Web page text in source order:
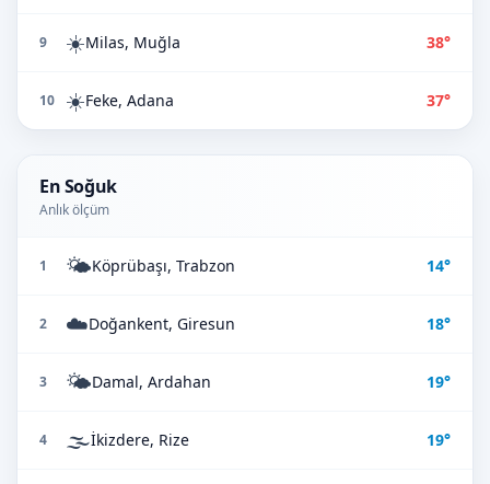
9 ☀️Milas, Muğla 38°
10 ☀️Feke, Adana 37°
En Soğuk
Anlık ölçüm
1 🌤️Köprübaşı, Trabzon 14°
2 ☁️Doğankent, Giresun 18°
3 🌤️Damal, Ardahan 19°
4 🌫️İkizdere, Rize 19°